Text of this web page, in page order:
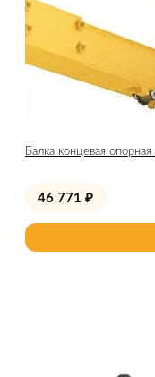
Балка концевая
46 771 ₽